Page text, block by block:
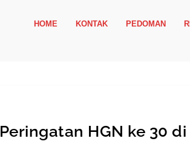
HOME KONTAK PEDOMAN
Peringatan HGN ke 30